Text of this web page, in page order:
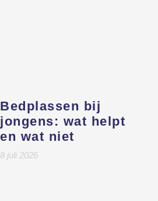
Bedplassen bij
jongens: wat helpt
en wat niet
8 juli 2026